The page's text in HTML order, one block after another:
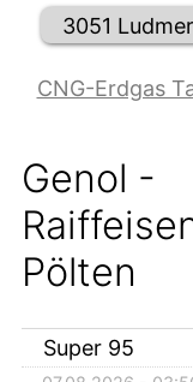
3051
CNG-Erdgas
Genol -
Pölten
Super 95